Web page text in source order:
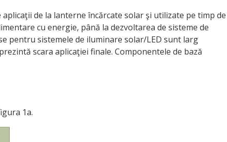
de la lanterne încărcate solar şi utilizate pe timp de
cu energie, până la dezvoltarea de sisteme de
pentru sistemele de iluminare solar/LED sunt larg
scara aplicaţiei finale. Componentele de bază
1a.